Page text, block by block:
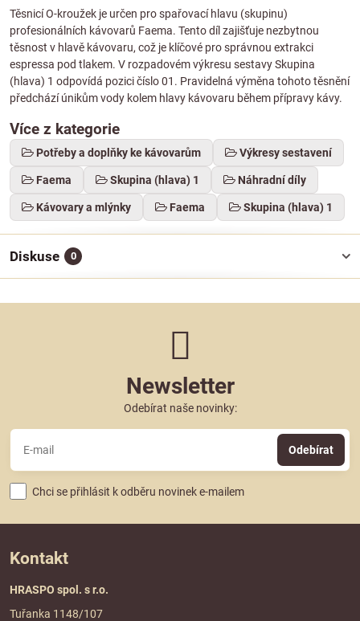
Těsnicí O-kroužek je určen pro spařovací hlavu (skupinu)
profesionálních kávovarů Faema. Tento díl zajišťuje nezbytnou
těsnost v hlavě kávovaru, což je klíčové pro správnou extrakci
espressa pod tlakem. V rozpadovém výkresu sestavy Skupina
(hlava) 1 odpovídá pozici číslo 01. Pravidelná výměna tohoto těsnění
předchází únikům vody kolem hlavy kávovaru během přípravy kávy.
Více z kategorie
Potřeby a doplňky ke kávovarům Výkresy sestavení
Faema Skupina (hlava) 1 Náhradní díly
Kávovary a mlýnky Faema Skupina (hlava) 1
Diskuse 0
Newsletter
Odebírat naše novinky:
Odebírat
Chci se přihlásit k odběru novinek e-mailem
Kontakt
HRASPO spol. s r.o.
Tuřanka 1148/107